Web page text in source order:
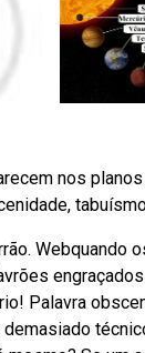
nos
Webquando
Palavra